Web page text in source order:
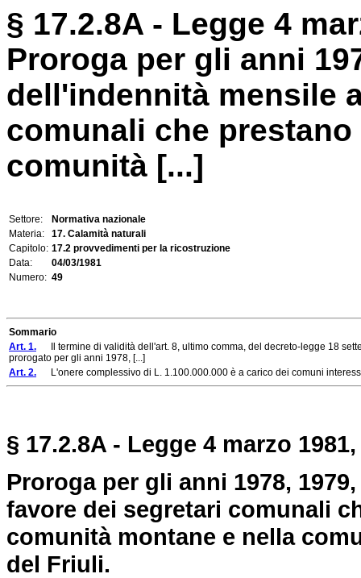
§ 17.2.8A - Legge 4
Proroga per gli anni
dell'indennità mensile
comunali che
comunità [...]
Settore:
Normativa nazionale
Materia:
17. Calamità naturali
Capitolo: 17.2 provvedimenti per la ricostruzione
Data:
04/03/1981
Numero: 49
Sommario
Art. 1. Il termine di validità dell'art. 8, ultimo comma, del decreto-legge 18
prorogato per gli anni 1978, [...]
Art. 2. L'onere complessivo di L. 1.100.000.000 è a carico dei comuni
§ 17.2.8A - Legge 4 marzo
Proroga per gli anni 1978,
favore dei segretari comunali
comunità montane e nella
del Friuli.